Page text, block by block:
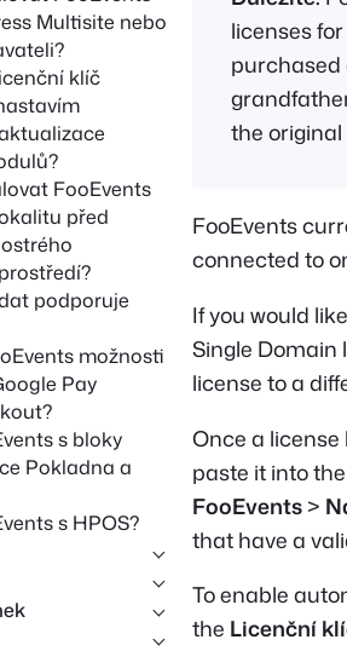
Multisite nebo
klíč
FooEvents
před
podporuje
možnosti
Pay
s bloky
Pokladna a
s HPOS?
licenses
purchased
the
FooEvents
connected to
If you would
Single Domain
license to a
Once a
paste it into the
FooEvents >
that have a
To enable
the Licenční